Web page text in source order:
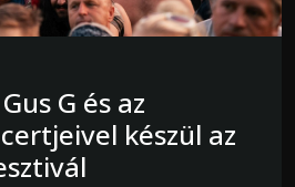
G és az
készül az